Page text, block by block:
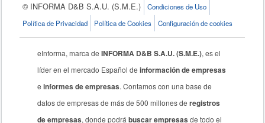
© INFORMA D&B S.A.U. (S.M.E.)
Condiciones de Uso
Política de Privacidad
Política de Cookies Configuración de cookies
eInforma, marca deINFORMA D&B S.A.U. (S.M.E.), es el
líder en el mercado Español deinformación de empresas
einformes de empresas. Contamos con una base de
datos de empresas de más de 500 millones deregistros
de empresas, donde podrábuscar empresas de todo el